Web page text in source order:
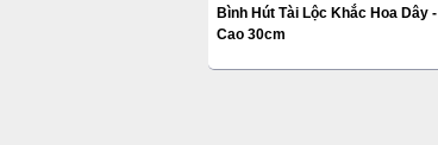
Bình Hút Tài Lộc Khắc Hoa Dây -
Cao 30cm